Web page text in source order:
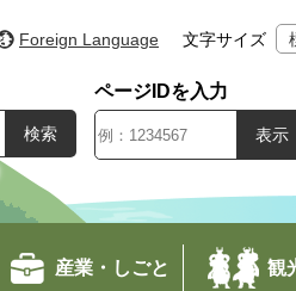
Foreign Language 文字サイズ
ページIDを入力
産業・しごと 観